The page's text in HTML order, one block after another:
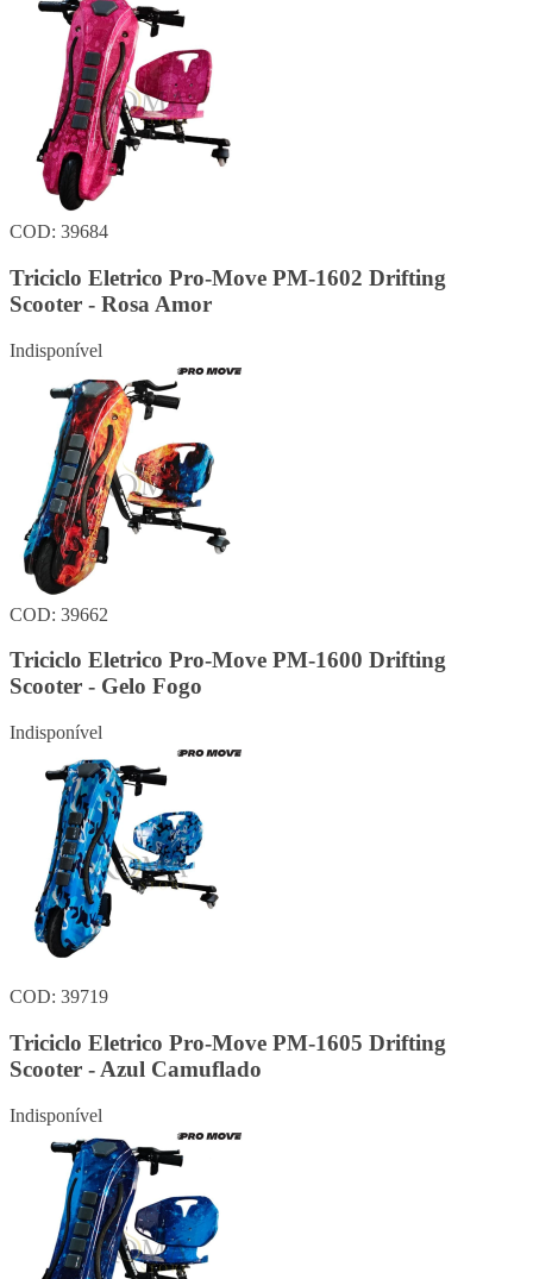
COD: 39684
Triciclo Eletrico Pro-Move PM-1602 Drifting
Scooter - Rosa Amor
Indisponível
COD: 39662
Triciclo Eletrico Pro-Move PM-1600 Drifting
Scooter - Gelo Fogo
Indisponível
COD: 39719
Triciclo Eletrico Pro-Move PM-1605 Drifting
Scooter - Azul Camuflado
Indisponível